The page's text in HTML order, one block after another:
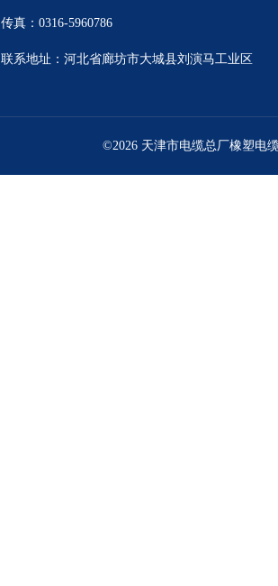
传真：0316-5960786
联系地址：河北省廊坊市大城县刘演马工业区
©2026 天津市电缆总厂橡塑电